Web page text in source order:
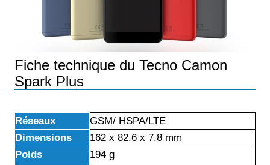
Fiche technique du Tecno Camon
Spark Plus
Réseaux
GSM/ HSPA/LTE
Dimensions
162 x 82.6 x 7.8 mm
Poids
194 g